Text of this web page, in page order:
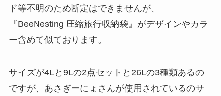
ド等不明のため断定はできませんが、
『BeeNesting 圧縮旅行収納袋』がデザインやカラ
ー含めて似ております。
サイズが4Lと9Lの2点セットと26Lの3種類あるの
ですが、あさぎーにょさんが使用されているのサ